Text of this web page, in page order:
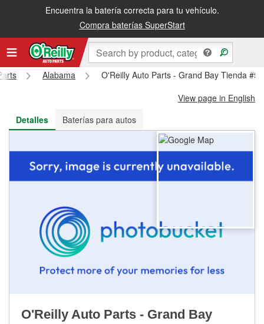
Encuentra la batería correcta para tu vehículo.
Compra baterías SuperStart
Recibe tu orden gratis al día siguiente o recógela en la tienda
Alabama
O'Reilly Auto Parts - Grand Bay Tienda
View page in English
Detalles
Baterías para autos
O'Reilly Auto Parts - Grand Bay